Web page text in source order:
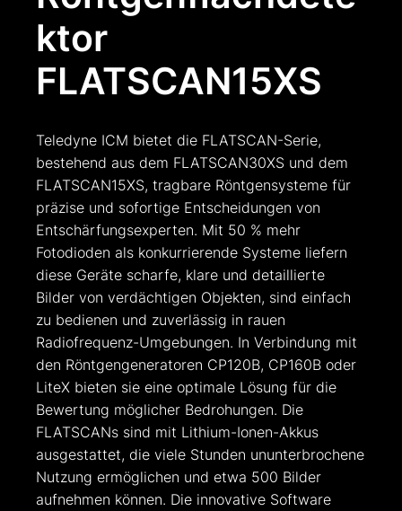
ktor
FLATSCAN15XS
Teledyne ICM bietet die FLATSCAN-Serie,
bestehend aus dem FLATSCAN30XS und dem
FLATSCAN15XS, tragbare Röntgensysteme für
präzise und sofortige Entscheidungen von
Entschärfungsexperten. Mit 50 % mehr
Fotodioden als konkurrierende Systeme liefern
diese Geräte scharfe, klare und detaillierte
Bilder von verdächtigen Objekten, sind einfach
zu bedienen und zuverlässig in rauen
Radiofrequenz-Umgebungen. In Verbindung mit
den Röntgengeneratoren CP120B, CP160B oder
LiteX bieten sie eine optimale Lösung für die
Bewertung möglicher Bedrohungen. Die
FLATSCANs sind mit Lithium-Ionen-Akkus
ausgestattet, die viele Stunden ununterbrochene
Nutzung ermöglichen und etwa 500 Bilder
aufnehmen können. Die innovative Software